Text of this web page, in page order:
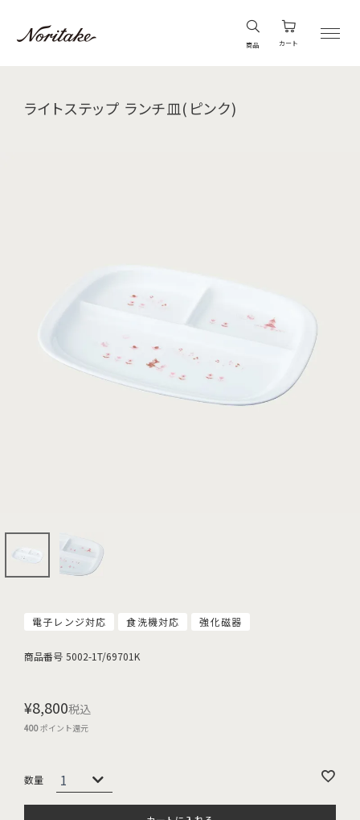
商品 カート
ライトステップ ランチ皿(ピンク)
電子レンジ対応 食洗機対応 強化磁器
商品番号 5002-1T/69701K
¥8,800税込
400ポイント還元